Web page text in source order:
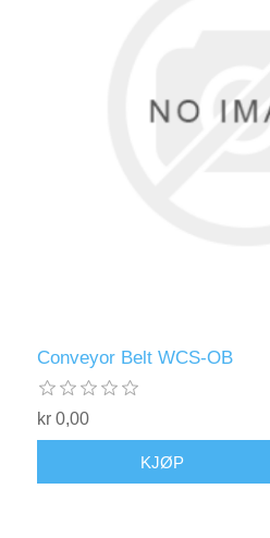
Conveyor Belt WCS-OB
kr 0,00
KJØP